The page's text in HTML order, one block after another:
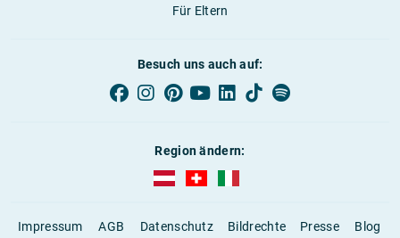
Für Eltern
Besuch uns auch auf:
Region ändern:
AUBI-plus Österreich (deutsch)
AUBI-plus Schweiz (deutsch)
AUBI-plus Italien (deutsch)
Impressum AGB Datenschutz Bildrechte Presse Blog